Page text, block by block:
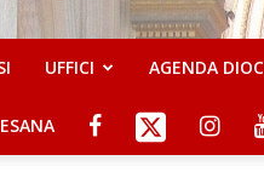
UFFICI AGENDA